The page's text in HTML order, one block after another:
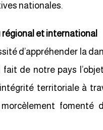
nationales.
régional et international
d’appréhender la
fait de notre pays
territoriale à
fomenté